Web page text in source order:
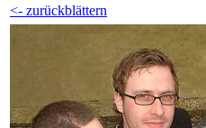
<- zurückblättern